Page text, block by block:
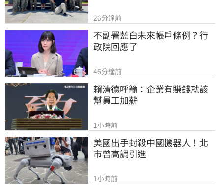
26分鐘前
不副署藍白未來帳戶條例？行
政院回應了
46分鐘前
賴清德呼籲：企業有賺錢就該
幫員工加薪
1小時前
美國出手封殺中國機器人！北
市曾高調引進
1小時前